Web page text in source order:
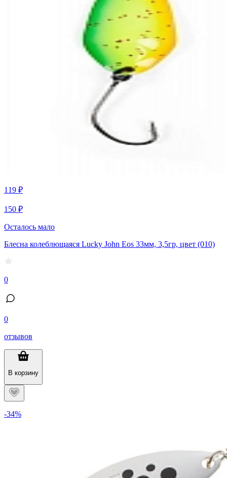
119 ₽
150 ₽
Осталось мало
Блесна колеблющаяся Lucky John Eos 33мм, 3,5гр, цвет (010)
0
0
отзывов
В корзину
-34%